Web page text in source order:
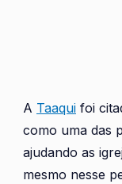
A Taaqui foi
como uma das
ajudando as
mesmo nesse